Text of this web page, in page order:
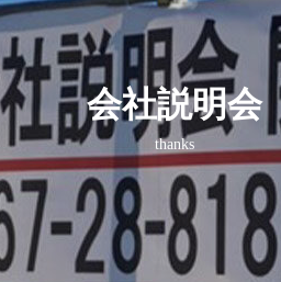
会社説明会
thanks